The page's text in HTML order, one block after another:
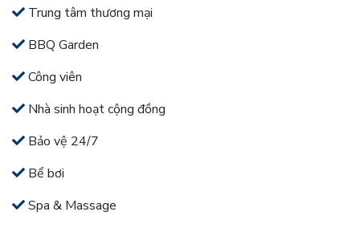
Trung tâm thương mại
BBQ Garden
Công viên
Nhà sinh hoạt cộng đồng
Bảo vệ 24/7
Bể bơi
Spa & Massage